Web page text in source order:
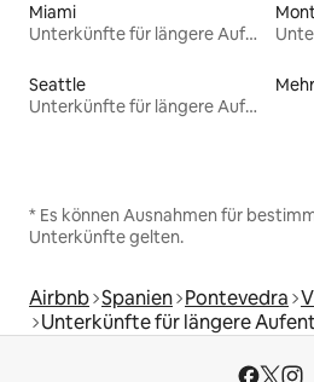
Miami
Unterkünfte für längere Aufenthalte
Seattle
Unterkünfte für längere Aufenthalte
* Es können Ausnahmen für
Unterkünfte gelten.
Airbnb Spanien Pontevedra
Unterkünfte für längere